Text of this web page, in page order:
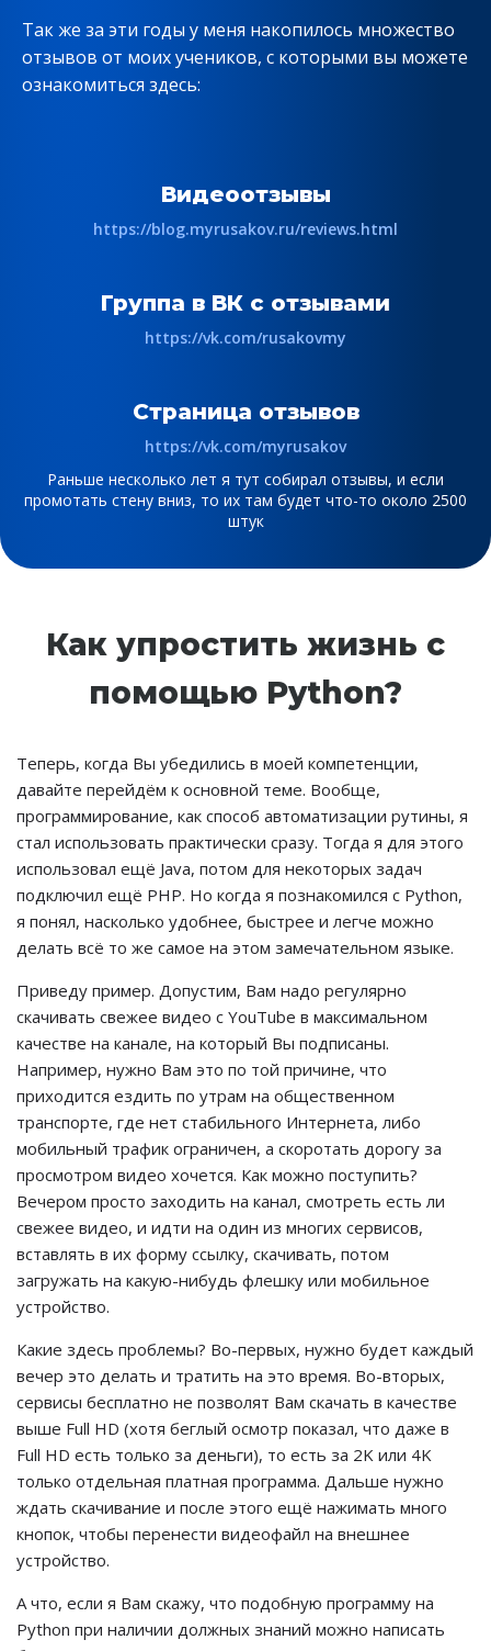
Так же за эти годы у меня накопилось множество
отзывов от моих учеников, с которыми вы можете
ознакомиться здесь:
Видеоотзывы
https://blog.myrusakov.ru/reviews.html
Группа в ВК с отзывами
https://vk.com/rusakovmy
Страница отзывов
https://vk.com/myrusakov
Раньше несколько лет я тут собирал отзывы, и если
промотать стену вниз, то их там будет что-то около 2500
штук
Как упростить жизнь с
помощью Python?
Теперь, когда Вы убедились в моей компетенции,
давайте перейдём к основной теме. Вообще,
программирование, как способ автоматизации рутины, я
стал использовать практически сразу. Тогда я для этого
использовал ещё Java, потом для некоторых задач
подключил ещё PHP. Но когда я познакомился с Python,
я понял, насколько удобнее, быстрее и легче можно
делать всё то же самое на этом замечательном языке.
Приведу пример. Допустим, Вам надо регулярно
скачивать свежее видео с YouTube в максимальном
качестве на канале, на который Вы подписаны.
Например, нужно Вам это по той причине, что
приходится ездить по утрам на общественном
транспорте, где нет стабильного Интернета, либо
мобильный трафик ограничен, а скоротать дорогу за
просмотром видео хочется. Как можно поступить?
Вечером просто заходить на канал, смотреть есть ли
свежее видео, и идти на один из многих сервисов,
вставлять в их форму ссылку, скачивать, потом
загружать на какую-нибудь флешку или мобильное
устройство.
Какие здесь проблемы? Во-первых, нужно будет каждый
вечер это делать и тратить на это время. Во-вторых,
сервисы бесплатно не позволят Вам скачать в качестве
выше Full HD (хотя беглый осмотр показал, что даже в
Full HD есть только за деньги), то есть за 2K или 4K
только отдельная платная программа. Дальше нужно
ждать скачивание и после этого ещё нажимать много
кнопок, чтобы перенести видеофайл на внешнее
устройство.
А что, если я Вам скажу, что подобную программу на
Python при наличии должных знаний можно написать